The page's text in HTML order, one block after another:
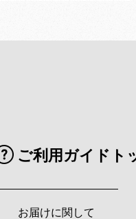
ご利用ガイドト
お届けに関して